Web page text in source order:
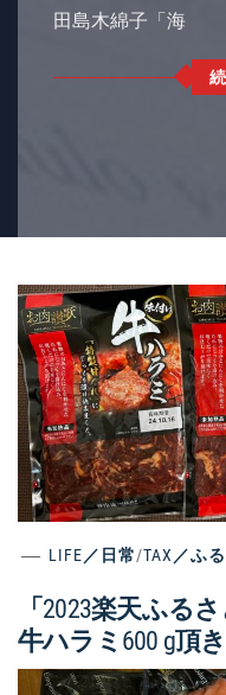
田島木綿子「海
LIFE／日常/TAX／ふ
「2023楽天ふる
牛ハラミ600 g頂